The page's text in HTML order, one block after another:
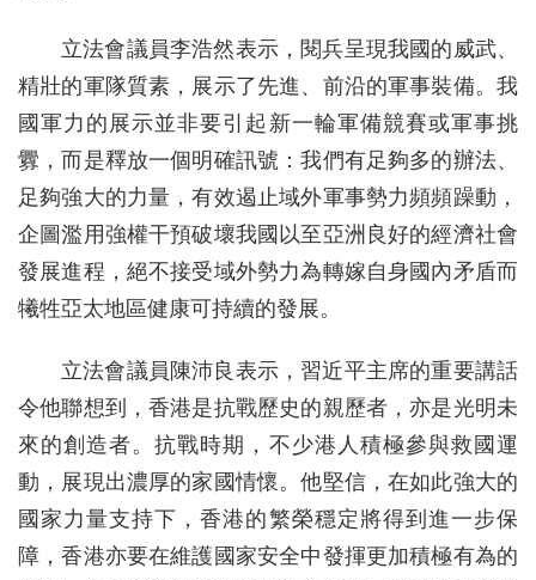
立法會議員李浩然表示，閱兵呈現我國的威武、
精壯的軍隊質素，展示了先進、前沿的軍事裝備。我
國軍力的展示並非要引起新一輪軍備競賽或軍事挑
釁，而是釋放一個明確訊號：我們有足夠多的辦法、
足夠強大的力量，有效遏止域外軍事勢力頻頻躁動，
企圖濫用強權干預破壞我國以至亞洲良好的經濟社會
發展進程，絕不接受域外勢力為轉嫁自身國內矛盾而
犧牲亞太地區健康可持續的發展。
立法會議員陳沛良表示，習近平主席的重要講話
令他聯想到，香港是抗戰歷史的親歷者，亦是光明未
來的創造者。抗戰時期，不少港人積極參與救國運
動，展現出濃厚的家國情懷。他堅信，在如此強大的
國家力量支持下，香港的繁榮穩定將得到進一步保
障，香港亦要在維護國家安全中發揮更加積極有為的